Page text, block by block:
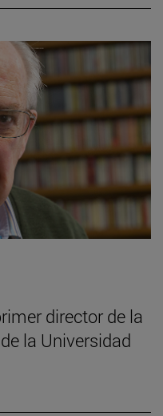
director de la
la Universidad